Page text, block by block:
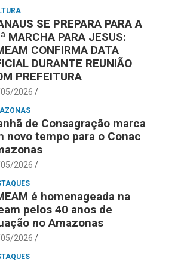
SE PREPARA PARA A
MARCHA PARA JESUS:
CONFIRMA DATA
DURANTE REUNIÃO
PREFEITURA
2026
de Consagração marca
novo tempo para o Conac
2026
é homenageada na
pelos 40 anos de
no Amazonas
2026